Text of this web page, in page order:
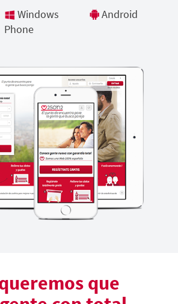
Windows
Phone
Android
que